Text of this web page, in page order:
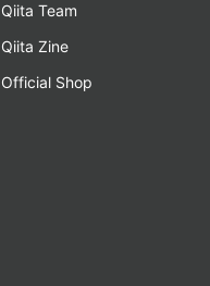
Qiita Team
Qiita Zine
Official Shop